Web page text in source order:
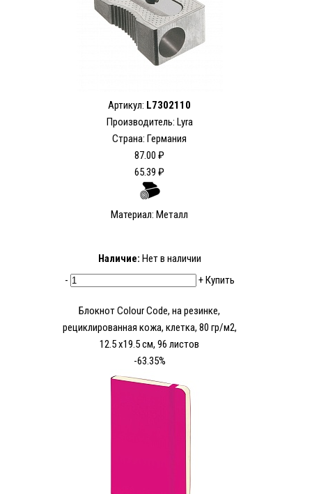
Артикул: L7302110
Производитель: Lyra
Страна: Германия
87.00 ₽
65.39 ₽
Материал: Металл
Наличие: Нет в наличии
-
+Купить
Блокнот Colour Code, на резинке,
рециклированная кожа, клетка, 80 гр/м2,
12.5 х19.5 см, 96 листов
-63.35%